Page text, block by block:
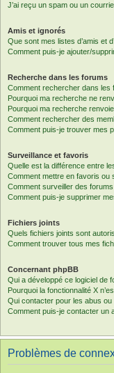
J’ai reçu un spam ou un
Amis et ignorés
Que sont mes listes d’amis et
Comment puis-je ajouter/
Recherche dans les forums
Comment rechercher dans les
Pourquoi ma recherche ne
Pourquoi ma recherche
Comment rechercher des
Comment puis-je trouver mes
Surveillance et favoris
Quelle est la différence entre
Comment mettre en favoris ou
Comment surveiller des
Comment puis-je supprimer
Fichiers joints
Quels fichiers joints sont
Comment trouver tous mes
Concernant phpBB
Qui a développé ce logiciel de
Pourquoi la fonctionnalité X
Qui contacter pour les abus
Comment puis-je contacter un
Problèmes de